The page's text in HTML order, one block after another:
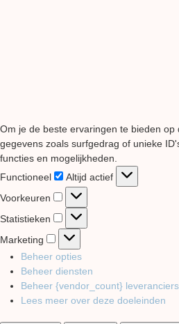
Om je de beste ervaringen te bieden
gegevens zoals surfgedrag of unieke
functies en mogelijkheden.
Functioneel
Functioneel
Altijd actief
Voorkeuren
Voorkeuren
Statistieken Statistieken
Marketing
Marketing
Beheer opties
Beheer diensten
Beheer {vendor_count} leveranciers
Lees meer over deze doeleinden